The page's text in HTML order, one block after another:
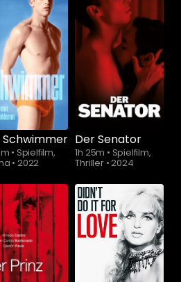
Sie
ab$5.90
Schwimmer
• Spielfilm,
• 2022
Der Senator
1h 25m • Spielfilm,
Thriller •2024
Sie
ab$5.90